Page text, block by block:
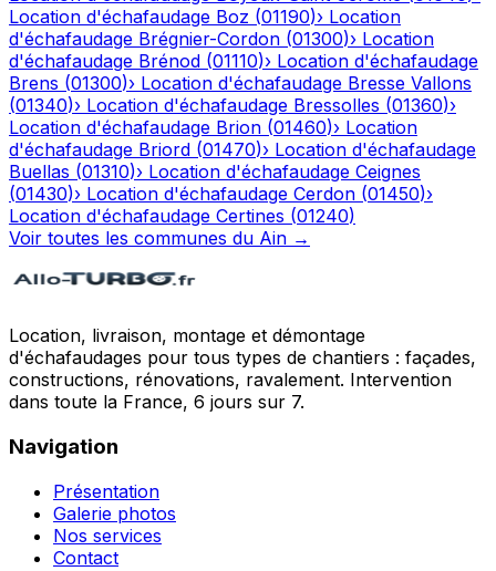
Location d'échafaudage Boz (01190)› Location
d'échafaudage Brégnier-Cordon (01300)› Location
d'échafaudage Brénod (01110)› Location d'échafaudage
Brens (01300)› Location d'échafaudage Bresse Vallons
(01340)› Location d'échafaudage Bressolles (01360)›
Location d'échafaudage Brion (01460)› Location
d'échafaudage Briord (01470)› Location d'échafaudage
Buellas (01310)› Location d'échafaudage Ceignes
(01430)› Location d'échafaudage Cerdon (01450)›
Location d'échafaudage Certines (01240)
Voir toutes les communes du Ain →
Location, livraison, montage et démontage
d'échafaudages pour tous types de chantiers : façades,
constructions, rénovations, ravalement. Intervention
dans toute la France, 6 jours sur 7.
Navigation
Présentation
Galerie photos
Nos services
Contact